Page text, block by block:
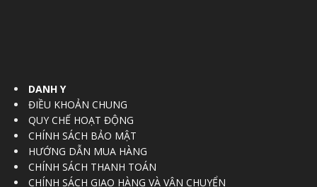
DANH Y
ĐIỀU KHOẢN CHUNG
QUY CHẾ HOẠT ĐỘNG
CHÍNH SÁCH BẢO MẬT
HƯỚNG DẪN MUA HÀNG
CHÍNH SÁCH THANH TOÁN
CHÍNH SÁCH GIAO HÀNG VÀ VẬN CHUYỂN